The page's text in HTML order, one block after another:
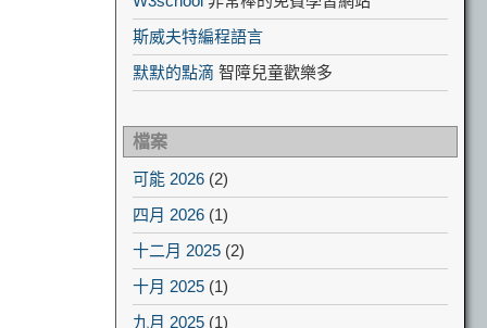
斯威夫特編程語言
默默的點滴 智障兒童歡樂多
檔案
可能 2026 (2)
四月 2026 (1)
十二月 2025 (2)
十月 2025 (1)
九月 2025 (1)